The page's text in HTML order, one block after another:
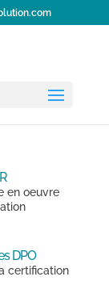
en oeuvre
DPO
certification